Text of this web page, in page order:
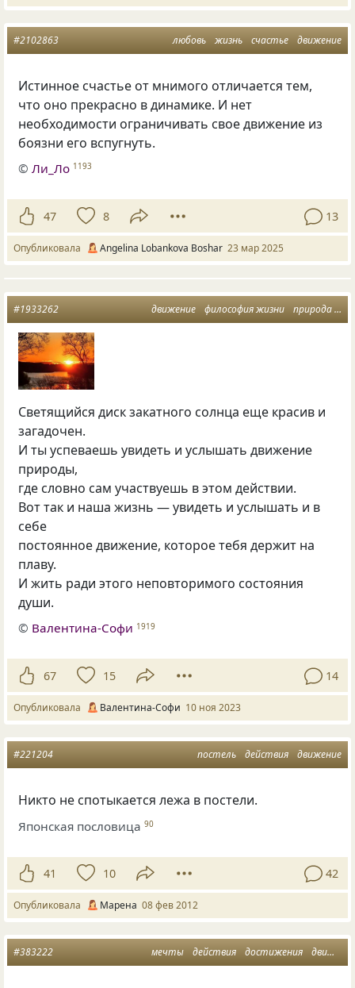
любовь жизнь счастье движение
#2102863
Истинное счастье от мнимого отличается тем,
что оно прекрасно в динамике. И нет
необходимости ограничивать свое движение из
боязни его вспугнуть.
©Ли_Ло 1193
47 8 13
Опубликовала Angelina Lobankova Boshar 23 мар 2025
движение философия жизни природа и душа
#1933262
Светящийся диск закатного солнца еще красив и
загадочен.
И ты успеваешь увидеть и услышать движение
природы,
где словно сам участвуешь в этом действии.
Вот так и наша жизнь — увидеть и услышать и в
себе
постоянное движение, которое тебя держит на
плаву.
И жить ради этого неповторимого состояния
души.
© Валентина-Софи 1919
67 15 14
Опубликовала Валентина-Софи 10 ноя 2023
постель действия движение
#221204
Никто не спотыкается лежа в постели.
Японская пословица 90
41 10 42
Опубликовала Марена 08 фев 2012
мечты действия достижения движение
#383222